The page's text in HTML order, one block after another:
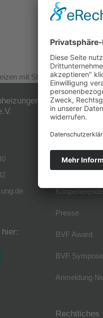
mit Strom ist salon- und
Der BVF
Arbeitskreise
Presse
BVF Award
BVF
Anmeldung
Rechtliches